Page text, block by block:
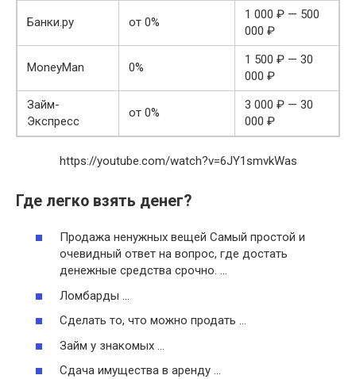
Банки.ру от 0%
1 000 ₽ — 500
000 ₽
MoneyMan 0%
1 500 ₽ — 30
000 ₽
Займ-
Экспресс
от 0%
3 000 ₽ — 30
000 ₽
https://youtube.com/watch?v=6JY1smvkWas
Где легко взять денег?
Продажа ненужных вещей Самый простой и
очевидный ответ на вопрос, где достать
денежные средства срочно. …
Ломбарды …
Сделать то, что можно продать …
Займ у знакомых …
Сдача имущества в аренду …